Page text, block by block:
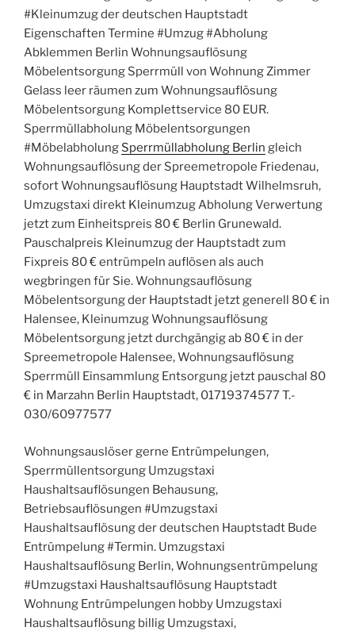
#Kleinumzug der deutschen Hauptstadt
Eigenschaften Termine #Umzug #Abholung
Abklemmen Berlin Wohnungsauflösung
Möbelentsorgung Sperrmüll von Wohnung Zimmer
Gelass leer räumen zum Wohnungsauflösung
Möbelentsorgung Komplettservice 80 EUR.
Sperrmüllabholung Möbelentsorgungen
#Möbelabholung Sperrmüllabholung Berlin gleich
Wohnungsauflösung der Spreemetropole Friedenau,
sofort Wohnungsauflösung Hauptstadt Wilhelmsruh,
Umzugstaxi direkt Kleinumzug Abholung Verwertung
jetzt zum Einheitspreis 80 € Berlin Grunewald.
Pauschalpreis Kleinumzug der Hauptstadt zum
Fixpreis 80 € entrümpeln auflösen als auch
wegbringen für Sie. Wohnungsauflösung
Möbelentsorgung der Hauptstadt jetzt generell 80 € in
Halensee, Kleinumzug Wohnungsauflösung
Möbelentsorgung jetzt durchgängig ab 80 € in der
Spreemetropole Halensee, Wohnungsauflösung
Sperrmüll Einsammlung Entsorgung jetzt pauschal 80
€ in Marzahn Berlin Hauptstadt, 01719374577 T.-
030/60977577
Wohnungsauslöser gerne Entrümpelungen,
Sperrmüllentsorgung Umzugstaxi
Haushaltsauflösungen Behausung,
Betriebsauflösungen #Umzugstaxi
Haushaltsauflösung der deutschen Hauptstadt Bude
Entrümpelung #Termin. Umzugstaxi
Haushaltsauflösung Berlin, Wohnungsentrümpelung
#Umzugstaxi Haushaltsauflösung Hauptstadt
Wohnung Entrümpelungen hobby Umzugstaxi
Haushaltsauflösung billig Umzugstaxi,